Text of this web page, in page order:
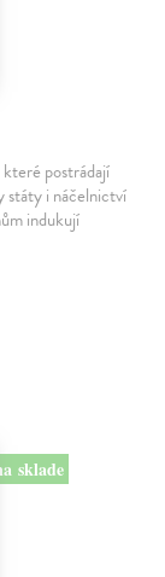
postrádají
státy i náčelnictví
indukují
sklade